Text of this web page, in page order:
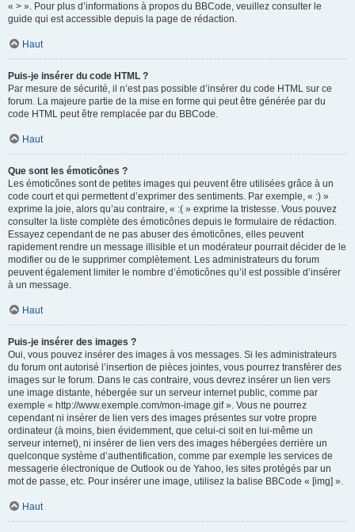
« > ». Pour plus d’informations à propos du BBCode, veuillez consulter le
guide qui est accessible depuis la page de rédaction.
Haut
Puis-je insérer du code HTML ?
Par mesure de sécurité, il n’est pas possible d’insérer du code HTML sur ce
forum. La majeure partie de la mise en forme qui peut être générée par du
code HTML peut être remplacée par du BBCode.
Haut
Que sont les émoticônes ?
Les émoticônes sont de petites images qui peuvent être utilisées grâce à un
code court et qui permettent d’exprimer des sentiments. Par exemple, « :) »
exprime la joie, alors qu’au contraire, « :( » exprime la tristesse. Vous pouvez
consulter la liste complète des émoticônes depuis le formulaire de rédaction.
Essayez cependant de ne pas abuser des émoticônes, elles peuvent
rapidement rendre un message illisible et un modérateur pourrait décider de le
modifier ou de le supprimer complètement. Les administrateurs du forum
peuvent également limiter le nombre d’émoticônes qu’il est possible d’insérer
à un message.
Haut
Puis-je insérer des images ?
Oui, vous pouvez insérer des images à vos messages. Si les administrateurs
du forum ont autorisé l’insertion de pièces jointes, vous pourrez transférer des
images sur le forum. Dans le cas contraire, vous devrez insérer un lien vers
une image distante, hébergée sur un serveur internet public, comme par
exemple « http://www.exemple.com/mon-image.gif ». Vous ne pourrez
cependant ni insérer de lien vers des images présentes sur votre propre
ordinateur (à moins, bien évidemment, que celui-ci soit en lui-même un
serveur internet), ni insérer de lien vers des images hébergées derrière un
quelconque système d’authentification, comme par exemple les services de
messagerie électronique de Outlook ou de Yahoo, les sites protégés par un
mot de passe, etc. Pour insérer une image, utilisez la balise BBCode « [img] ».
Haut